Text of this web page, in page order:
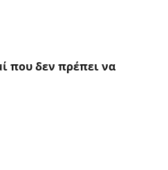
που δεν πρέπει να